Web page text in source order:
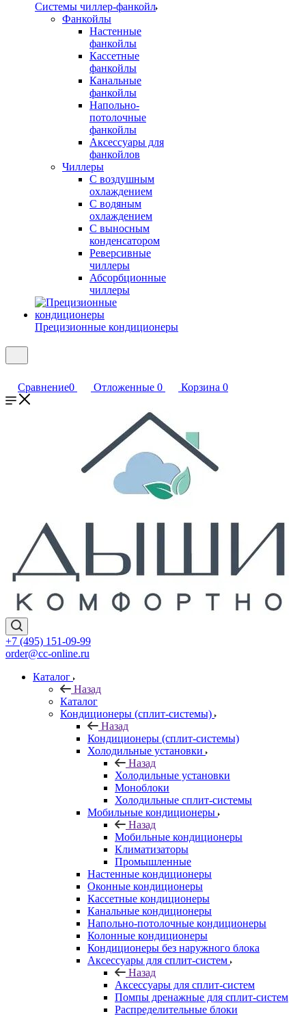
Системы чиллер-фанкойл
Фанкойлы
Настенные
фанкойлы
Кассетные
фанкойлы
Канальные
фанкойлы
Напольно-
потолочные
фанкойлы
Аксессуары для
фанкойлов
Чиллеры
С воздушным
охлаждением
С водяным
охлаждением
С выносным
конденсатором
Реверсивные
чиллеры
Абсорбционные
чиллеры
Прецизионные кондиционеры
Сравнение0 Отложенные 0 Корзина 0
+7 (495) 151-09-99
order@cc-online.ru
Каталог
Назад
Каталог
Кондиционеры (сплит-системы)
Назад
Кондиционеры (сплит-системы)
Холодильные установки
Назад
Холодильные установки
Моноблоки
Холодильные сплит-системы
Мобильные кондиционеры
Назад
Мобильные кондиционеры
Климатизаторы
Промышленные
Настенные кондиционеры
Оконные кондиционеры
Кассетные кондиционеры
Канальные кондиционеры
Напольно-потолочные кондиционеры
Колонные кондиционеры
Кондиционеры без наружного блока
Аксессуары для сплит-систем
Назад
Аксессуары для сплит-систем
Помпы дренажные для сплит-систем
Распределительные блоки